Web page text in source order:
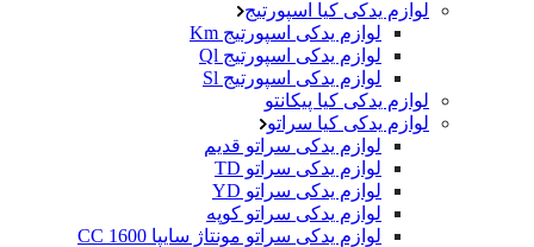
لوازم یدکی کیا اسپورتیج
لوازم یدکی اسپورتیج Km
لوازم یدکی اسپورتیج Ql
لوازم یدکی اسپورتیج Sl
لوازم یدکی کیا پیکانتو
لوازم یدکی کیا سراتو
لوازم یدکی سراتو قدیم
لوازم یدکی سراتو TD
لوازم یدکی سراتو YD
لوازم یدکی سراتو کوپه
لوازم یدکی سراتو مونتاژ سایپا 1600 CC